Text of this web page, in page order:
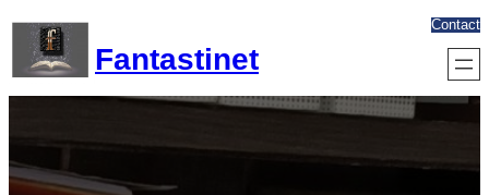
contenu
Fantastinet
Contact